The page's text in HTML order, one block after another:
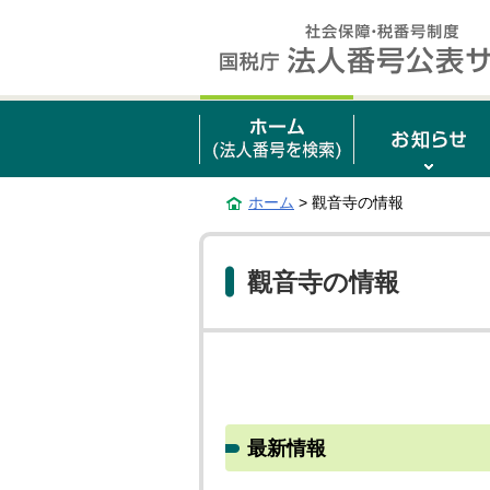
ホーム > 觀音寺の情報
觀音寺の情報
最新情報